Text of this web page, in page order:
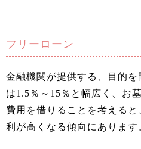
フリーローン
金融機関が提供する、目的を
は1.5％～15％と幅広く、お
費用を借りることを考える
利が高くなる傾向にあります